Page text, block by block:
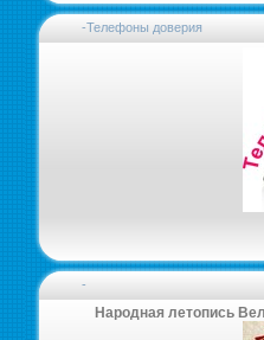
-Телефоны доверия
-
Народная летопись